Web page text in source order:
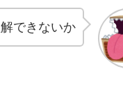
できないか